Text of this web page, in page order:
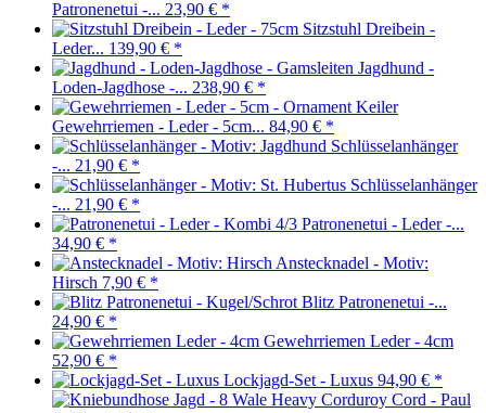
Patronenetui -... 23,90 € *
Sitzstuhl Dreibein -
Leder... 139,90 € *
Jagdhund -
Loden-Jagdhose -... 238,90 € *
Gewehrriemen - Leder - 5cm... 84,90 € *
Schlüsselanhänger
-... 21,90 € *
Schlüsselanhänger
-... 21,90 € *
Patronenetui - Leder -...
34,90 € *
Anstecknadel - Motiv:
Hirsch 7,90 € *
Blitz Patronenetui -...
24,90 € *
Gewehrriemen Leder - 4cm
52,90 € *
Lockjagd-Set - Luxus 94,90 € *